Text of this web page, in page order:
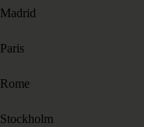
Madrid
Paris
Rome
Stockholm